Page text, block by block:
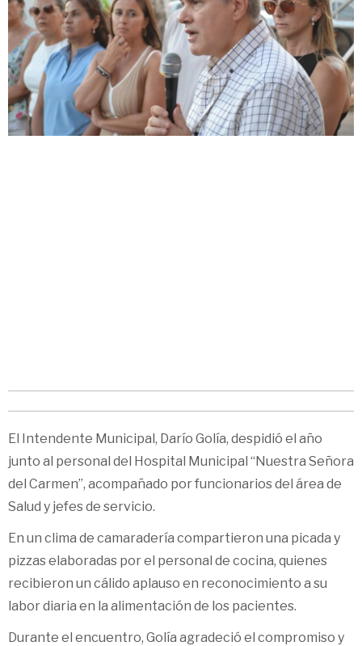
El Intendente Municipal, Darío Golía, despidió el año
junto al personal del Hospital Municipal “Nuestra Señora
del Carmen”, acompañado por funcionarios del área de
Salud y jefes de servicio.
En un clima de camaradería compartieron una picada y
pizzas elaboradas por el personal de cocina, quienes
recibieron un cálido aplauso en reconocimiento a su
labor diaria en la alimentación de los pacientes.
Durante el encuentro, Golía agradeció el compromiso y